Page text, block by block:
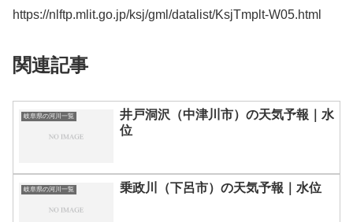
https://nlftp.mlit.go.jp/ksj/gml/datalist/KsjTmplt-W05.html
関連記事
岐阜県の河川一覧
井戸洞沢（中津川市）の天気予報｜水
位
岐阜県の河川一覧 乗政川（下呂市）の天気予報｜水位